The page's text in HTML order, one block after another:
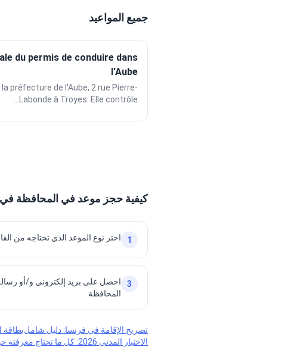
جميع المواعيد
du permis de conduire dans
l'Aube
préfecture de l'Aube, 2 rue Pierre-
Labonde à Troyes. Elle contrôle...
كيفية حجز موعد في المحافظة في Aube؟
1 اختر نوع الموعد الذي تحتاجه من
3
احصل على بريد إلكتروني و/أو
المحافظة
تصريح الإقامة في فرنسا: دليل شاملبطاقة
الاختبار المدني 2026: كل ما تحتاج معرفته حول الاختبار الإلزامي